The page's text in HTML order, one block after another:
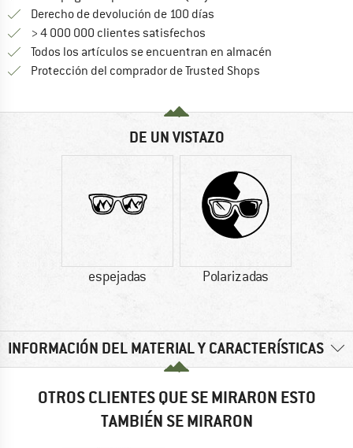
Derecho de devolución de 100 días
> 4 000 000 clientes satisfechos
Todos los artículos se encuentran en almacén
Protección del comprador de Trusted Shops
DE UN VISTAZO
espejadas Polarizadas
INFORMACIÓN DEL MATERIAL Y CARACTERÍSTICAS
OTROS CLIENTES QUE SE MIRARON ESTO
TAMBIÉN SE MIRARON